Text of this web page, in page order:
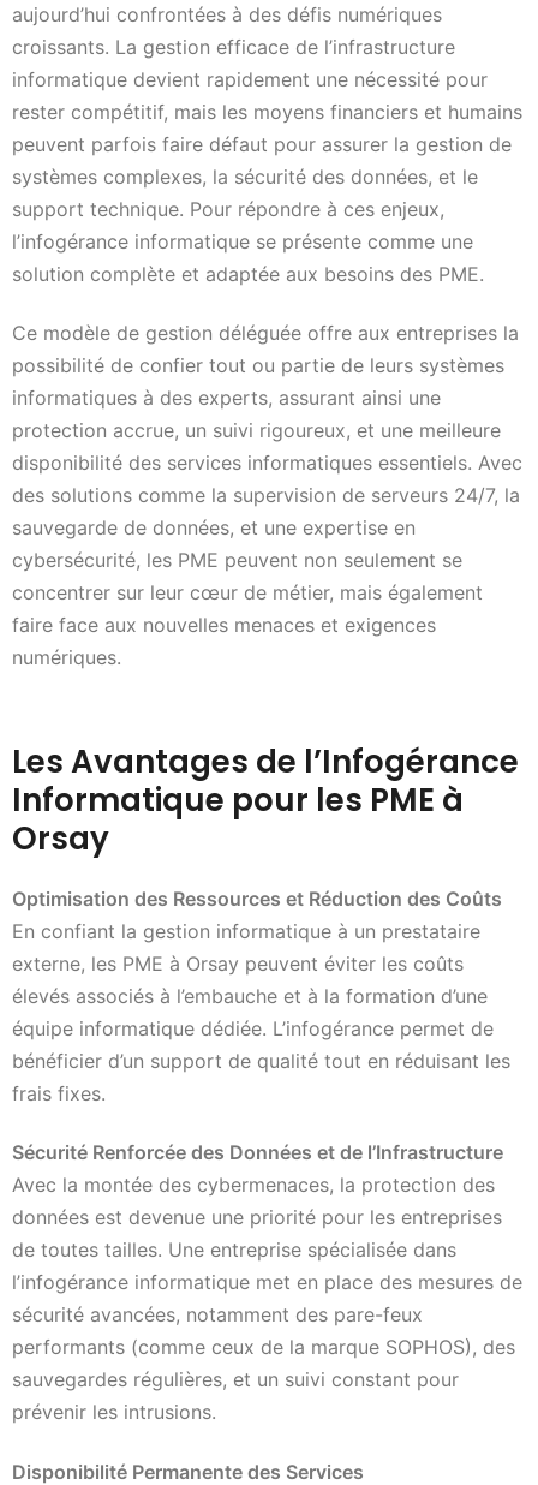
aujourd’hui confrontées à des défis numériques
croissants. La gestion efficace de l’infrastructure
informatique devient rapidement une nécessité pour
rester compétitif, mais les moyens financiers et humains
peuvent parfois faire défaut pour assurer la gestion de
systèmes complexes, la sécurité des données, et le
support technique. Pour répondre à ces enjeux,
l’infogérance informatique se présente comme une
solution complète et adaptée aux besoins des PME.
Ce modèle de gestion déléguée offre aux entreprises la
possibilité de confier tout ou partie de leurs systèmes
informatiques à des experts, assurant ainsi une
protection accrue, un suivi rigoureux, et une meilleure
disponibilité des services informatiques essentiels. Avec
des solutions comme la supervision de serveurs 24/7, la
sauvegarde de données, et une expertise en
cybersécurité, les PME peuvent non seulement se
concentrer sur leur cœur de métier, mais également
faire face aux nouvelles menaces et exigences
numériques.
Les Avantages de l’Infogérance
Informatique pour les PME à
Orsay
Optimisation des Ressources et Réduction des Coûts
En confiant la gestion informatique à un prestataire
externe, les PME à Orsay peuvent éviter les coûts
élevés associés à l’embauche et à la formation d’une
équipe informatique dédiée. L’infogérance permet de
bénéficier d’un support de qualité tout en réduisant les
frais fixes.
Sécurité Renforcée des Données et de l’Infrastructure
Avec la montée des cybermenaces, la protection des
données est devenue une priorité pour les entreprises
de toutes tailles. Une entreprise spécialisée dans
l’infogérance informatique met en place des mesures de
sécurité avancées, notamment des pare-feux
performants (comme ceux de la marque SOPHOS), des
sauvegardes régulières, et un suivi constant pour
prévenir les intrusions.
Disponibilité Permanente des Services